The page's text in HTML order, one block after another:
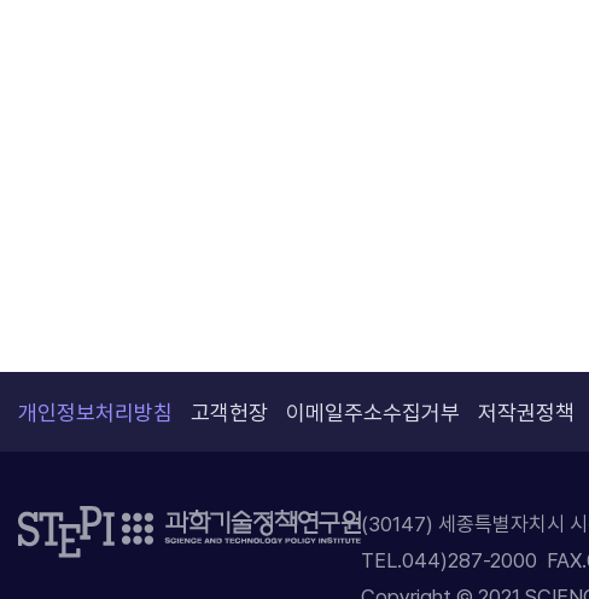
개인정보처리방침 고객헌장 이메일주소수집거부 저작권정책
(30147) 세종특별자치시
TEL.044)287-2000